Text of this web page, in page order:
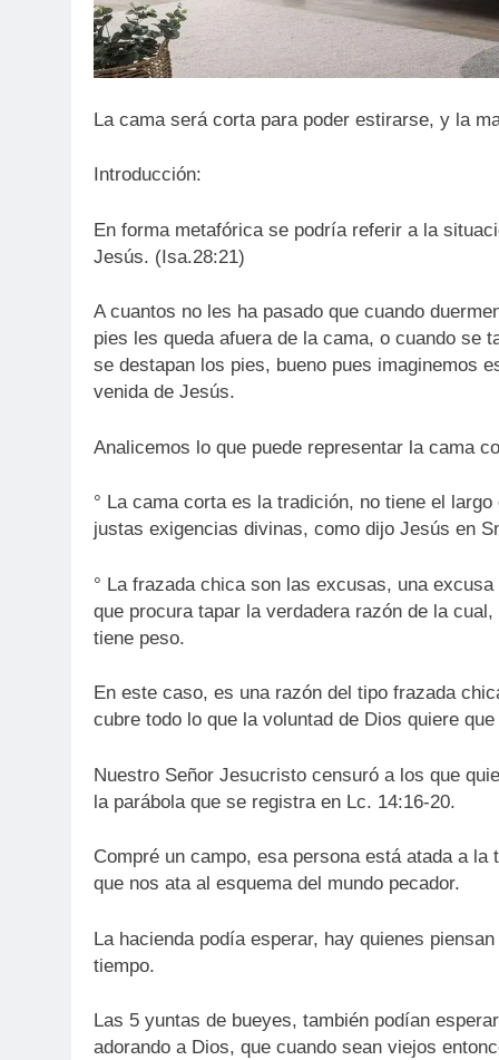
La cama será corta para poder estirarse, y la
Introducción:
En forma metafórica se podría referir a la
Jesús. (Isa.28:21)
A cuantos no les ha pasado que cuando
pies les queda afuera de la cama, o cuando se
se destapan los pies, bueno pues imaginemos
venida de Jesús.
Analicemos lo que puede representar la cama
° La cama corta es la tradición, no tiene el
justas exigencias divinas, como dijo Jesús en
° La frazada chica son las excusas, una
que procura tapar la verdadera razón de la
tiene peso.
En este caso, es una razón del tipo frazada
cubre todo lo que la voluntad de Dios quiere
Nuestro Señor Jesucristo censuró a los que
la parábola que se registra en Lc. 14:16-20.
Compré un campo, esa persona está atada a
que nos ata al esquema del mundo pecador.
La hacienda podía esperar, hay quienes
tiempo.
Las 5 yuntas de bueyes, también podían
adorando a Dios, que cuando sean viejos